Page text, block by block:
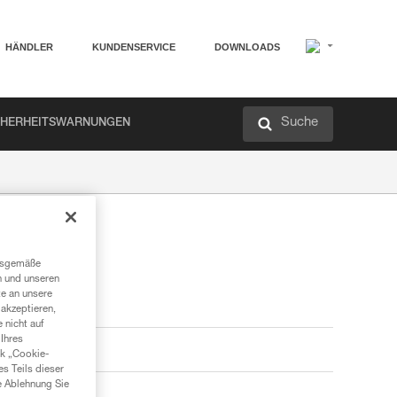
HÄNDLER KUNDENSERVICE DOWNLOADS
Suche
und unseren
an unsere
nicht auf
„Cookie-
Teils dieser
Ablehnung Sie